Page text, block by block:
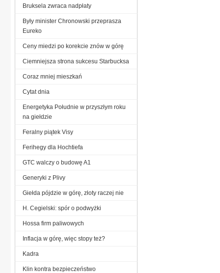
Bruksela zwraca nadpłaty
Były minister Chronowski przeprasza
Eureko
Ceny miedzi po korekcie znów w górę
Ciemniejsza strona sukcesu Starbucksa
Coraz mniej mieszkań
Cytat dnia
Energetyka Południe w przyszłym roku
na giełdzie
Feralny piątek Visy
Ferihegy dla Hochtiefa
GTC walczy o budowę A1
Generyki z Plivy
Giełda pójdzie w górę, złoty raczej nie
H. Cegielski: spór o podwyżki
Hossa firm paliwowych
Inflacja w górę, więc stopy też?
Kadra
Klin kontra bezpieczeństwo